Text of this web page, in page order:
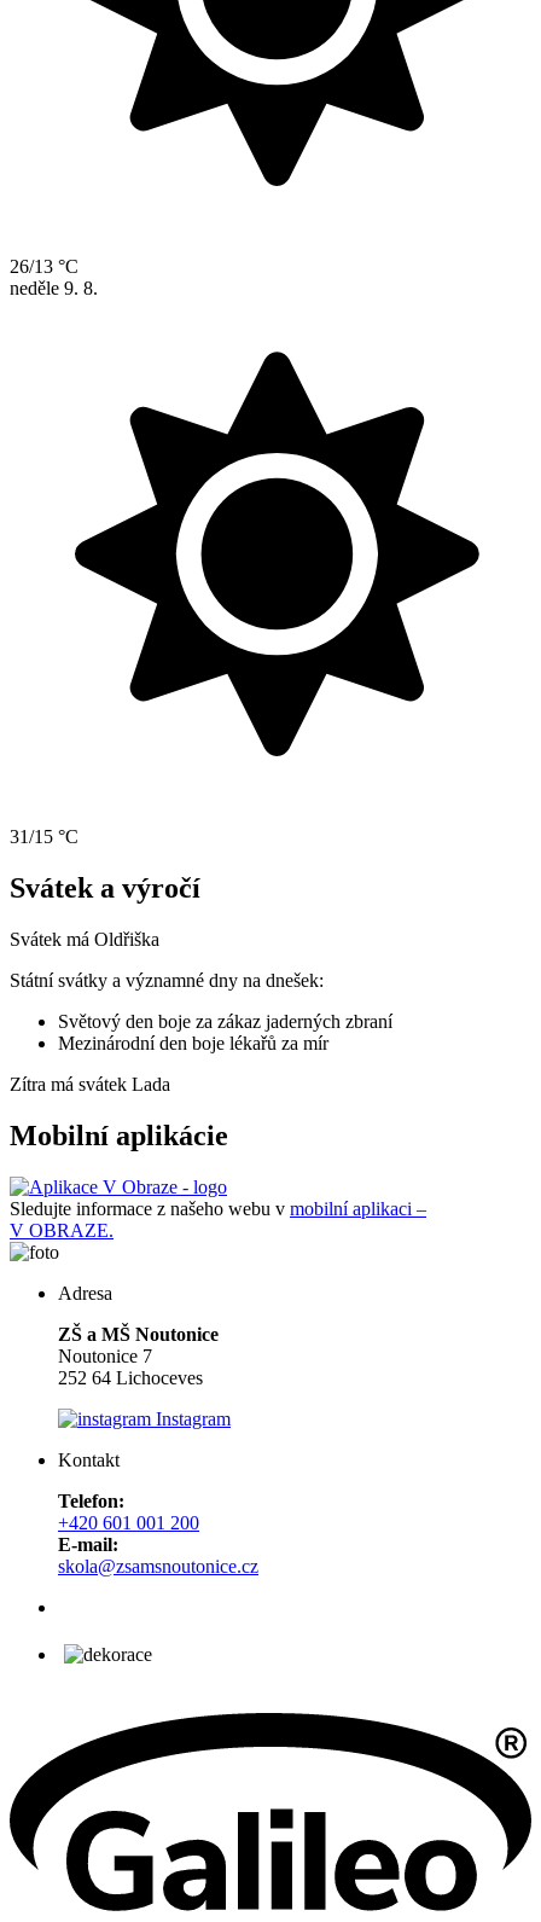
26/13 °C
neděle 9. 8.
31/15 °C
Svátek a výročí
Svátek má Oldřiška
Státní svátky a významné dny na dnešek:
Světový den boje za zákaz jaderných zbraní
Mezinárodní den boje lékařů za mír
Zítra má svátek Lada
Mobilní aplikácie
Sledujte informace z našeho webu v mobilní aplikaci –
V OBRAZE.
Adresa
ZŠ a MŠ Noutonice
Noutonice 7
252 64 Lichoceves
Instagram
Kontakt
Telefon:
+420 601 001 200
E-mail:
skola@zsamsnoutonice.cz